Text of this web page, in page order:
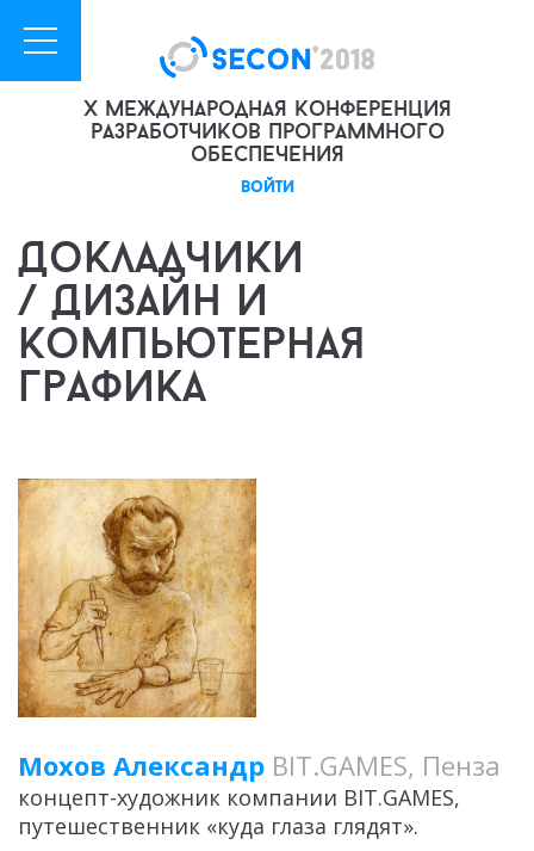
X международная конференция
разработчиков программного
обеспечения
войти
Докладчики
/ Дизайн и
компьютерная
графика
Мохов Александр BIT.GAMES, Пенза
концепт-художник компании BIT.GAMES,
путешественник «куда глаза глядят».